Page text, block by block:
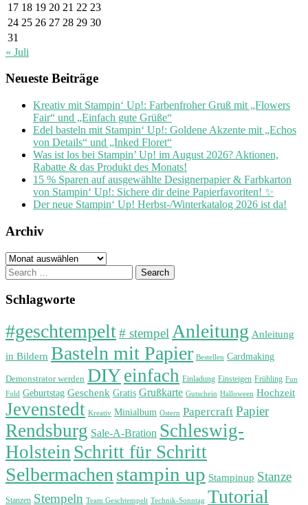
17 18 19 20 21 22 23
24 25 26 27 28 29 30
31
« Juli
Neueste Beiträge
Kreativ mit Stampin‘ Up!: Farbenfroher Gruß mit „Flowers
Fair“ und „Einfach gute Grüße“
Edel basteln mit Stampin‘ Up!: Goldene Akzente mit „Echos
von Details“ und „Inked Floret“
Was ist los bei Stampin’ Up! im August 2026? Aktionen,
Rabatte & das Produkt des Monats!
15 % Sparen auf ausgewählte Designerpapier & Farbkarton
von Stampin‘ Up!: Sichere dir deine Papierfavoriten! ✨
Der neue Stampin‘ Up! Herbst-/Winterkatalog 2026 ist da!
Archiv
Archiv
Search
for:
Schlagworte
#geschtempelt# stempel Anleitung Anleitung
in Bildern Basteln mit Papier Bestellen Cardmaking
Demonstrator werden DIYeinfach Einladung Einsteigen Frühling Fun
Fold Geburtstag Geschenk Gratis Grußkarte Gutschein Halloween Hochzeit
Jevenstedt Kreativ Minialbum Ostern Papercraft Papier
Rendsburg Sale-A-Bration Schleswig-
Holstein Schritt für Schritt
Selbermachen stampin up Stampinup Stanze
Stanzen Stempeln Team Geschtempelt Technik-Sonntag Tutorial